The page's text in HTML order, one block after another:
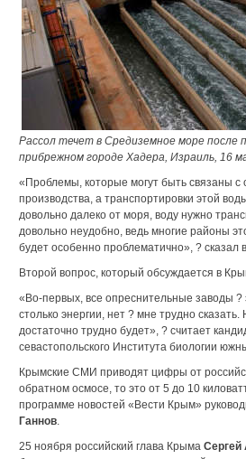
Рассол течет в Средиземное море после
прибрежном городе Хадера, Израиль, 16
«Проблемы, которые могут быть связаны с
производства, а транспортировки этой
довольно далеко от моря, воду нужно
довольно неудобно, ведь многие районы
будет особенно проблематично», ?
Второй вопрос, который обсуждается в
«Во-первых, все опреснительные заводы ?
столько энергии, нет ? мне трудно
достаточно трудно будет», ? считает
севастопольского Института биологии
Крымские СМИ приводят цифры от
обратном осмосе, то это от 5 до 10
программе новостей «Вести Крым»
Ганнов.
25 ноября российский глава Крыма Сергей